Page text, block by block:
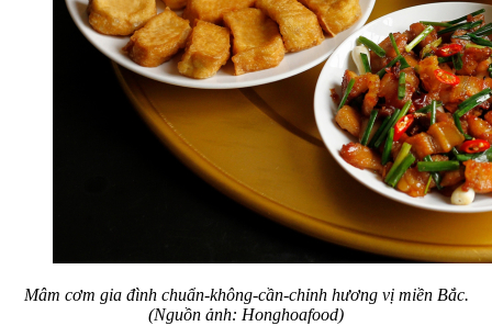
Mâm cơm gia đình chuẩn-không-cần-chỉnh hương vị miền Bắc.
(Nguồn ảnh: Honghoafood)